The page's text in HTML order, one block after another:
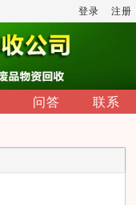
登录 注册
问答 联系